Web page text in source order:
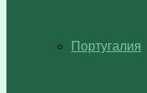
Португалия